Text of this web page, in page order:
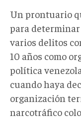
Un prontuario
para
varios delitos
10 años como
política
cuando haya
organización
narcotráfico